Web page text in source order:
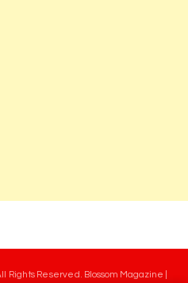
Rights Reserved. Blossom Magazine |